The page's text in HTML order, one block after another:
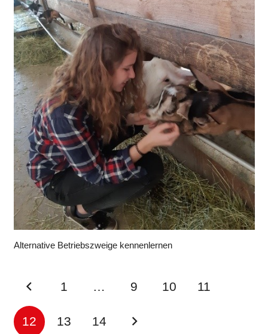
Alternative Betriebszweige kennenlernen
1 … 9 10 11
12 13 14